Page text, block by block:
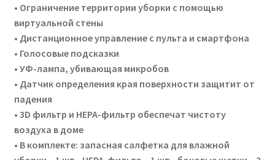
• Ограничение территории уборки с помощью
виртуальной стены
• Дистанционное управление с пульта и смартфона
• Голосовые подсказки
• УФ-лампа, убивающая микробов
• Датчик определения края поверхности защитит от
падения
• 3D фильтр и HEPA-фильтр обеспечат чистоту
воздуха в доме
• В комплекте: запасная салфетка для влажной